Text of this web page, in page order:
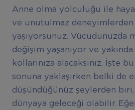
Anne olma yolculuğu ile
ve unutulmaz
yaşıyorsunuz. Vücudunuzda
değişim yaşanıyor ve
kollarınıza alacaksınız. İşte
sonuna yaklaşırken belki de
düşündüğünüz şeylerden biri,
dünyaya geleceği olabilir.